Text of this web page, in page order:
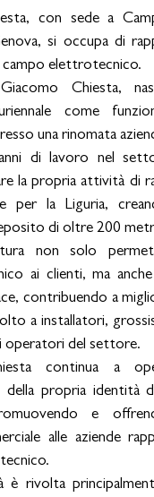
con sede a
si occupa di
campo elettrotecnico.
Chiesta,
come
una rinomata
di lavoro nel
la propria attività di
per la Liguria,
di oltre 200
non solo
ai clienti, ma
contribuendo a
a installatori,
operatori del settore.
continua a
della propria identità
e
alle aziende
è rivolta